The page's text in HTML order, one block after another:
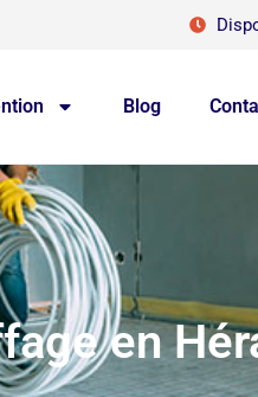
Blog
en